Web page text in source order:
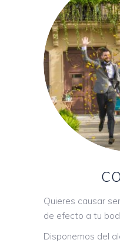
Quieres causar
de efecto a tu
Disponemos del